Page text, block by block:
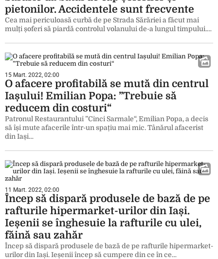
pietonilor. Accidentele sunt frecvente
Cea mai periculoasă curbă de pe Strada Sărăriei a făcut mai
mulți șoferi să piardă controlul volanului de-a lungul timpului.…
15 Mart. 2022, 02:00
O afacere profitabilă se mută din centrul
Iașului! Emilian Popa: ”Trebuie să
reducem din costuri“
Patronul Restaurantului ”Cinci Sarmale“, Emilian Popa, a decis
să își mute afacerile într-un spațiu mai mic. Tânărul afacerist
din Iași…
11 Mart. 2022, 02:00
Încep să dispară produsele de bază de pe
rafturile hipermarket-urilor din Iași.
Ieșenii se înghesuie la rafturile cu ulei,
făină sau zahăr
Încep să dispară produsele de bază de pe rafturile hipermarket-
urilor din Iași. Ieșenii încep să cumpere din ce în ce…